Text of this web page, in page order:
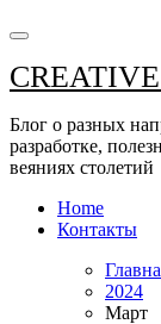
Блог о разных
разработке,
веяниях столетий
Home
Контакты
2024
Март